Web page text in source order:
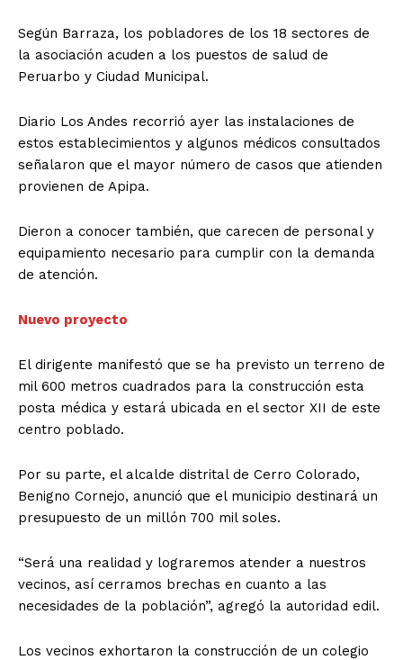
Según Barraza, los pobladores de los 18 sectores de
la asociación acuden a los puestos de salud de
Peruarbo y Ciudad Municipal.
Diario Los Andes recorrió ayer las instalaciones de
estos establecimientos y algunos médicos consultados
señalaron que el mayor número de casos que atienden
provienen de Apipa.
Dieron a conocer también, que carecen de personal y
equipamiento necesario para cumplir con la demanda
de atención.
Nuevo proyecto
El dirigente manifestó que se ha previsto un terreno de
mil 600 metros cuadrados para la construcción esta
posta médica y estará ubicada en el sector XII de este
centro poblado.
Por su parte, el alcalde distrital de Cerro Colorado,
Benigno Cornejo, anunció que el municipio destinará un
presupuesto de un millón 700 mil soles.
“Será una realidad y lograremos atender a nuestros
vecinos, así cerramos brechas en cuanto a las
necesidades de la población”, agregó la autoridad edil.
Los vecinos exhortaron la construcción de un colegio